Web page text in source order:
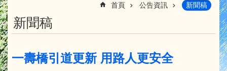
首頁 公告資訊 新聞稿
新聞稿
一壽橋引道更新 用路人更安全